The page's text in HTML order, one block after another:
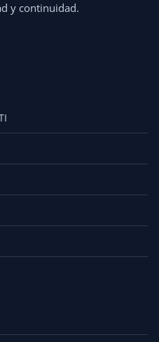
y continuidad.